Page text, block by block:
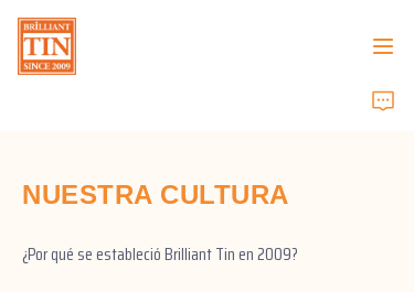
NUESTRA CULTURA
¿Por qué se estableció Brilliant Tin en 2009?